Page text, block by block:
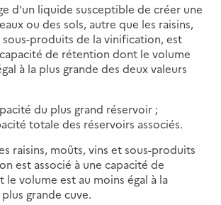
d'un liquide susceptible de créer une
ou des sols, autre que les raisins,
sous-produits de la vinification, est
de rétention dont le volume
à la plus grande des deux valeurs
du plus grand réservoir ;
totale des réservoirs associés.
raisins, moûts, vins et sous-produits
est associé à une capacité de
volume est au moins égal à la
grande cuve.